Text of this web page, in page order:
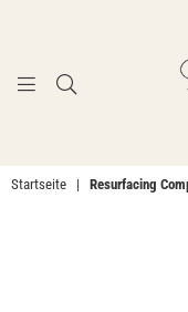
Startseite | Resurfacing